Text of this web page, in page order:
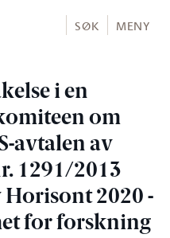
SØK MENY
i en
om
avtalen av
1291/2013
2020 -
for forskning